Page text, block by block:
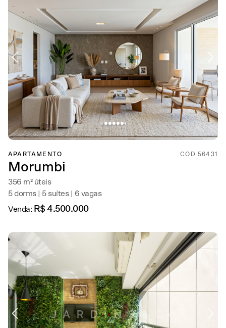
APARTAMENTO COD 56431
Morumbi
356 m² úteis
5 dorms | 5 suítes | 6 vagas
Venda: R$ 4.500.000